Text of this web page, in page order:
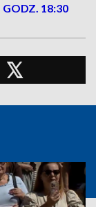
GODZ. 18:30